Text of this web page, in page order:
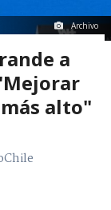
Archivo
a
alto"